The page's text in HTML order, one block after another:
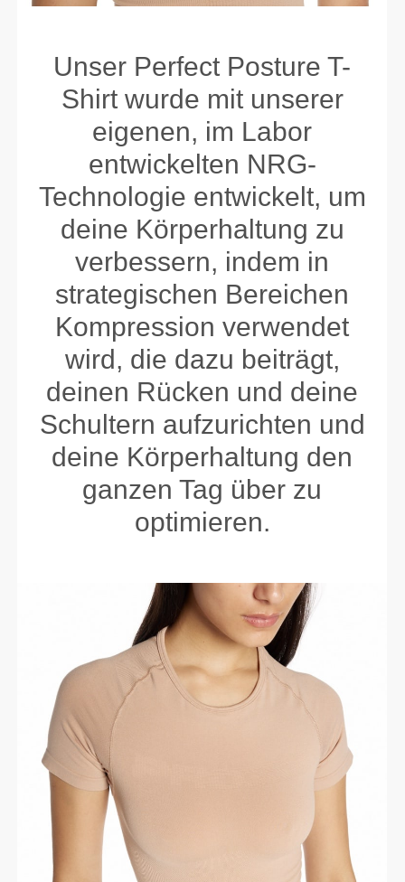
Unser Perfect Posture T-
Shirt wurde mit unserer
eigenen, im Labor
entwickelten NRG-
Technologie entwickelt, um
deine Körperhaltung zu
verbessern, indem in
strategischen Bereichen
Kompression verwendet
wird, die dazu beiträgt,
deinen Rücken und deine
Schultern aufzurichten und
deine Körperhaltung den
ganzen Tag über zu
optimieren.